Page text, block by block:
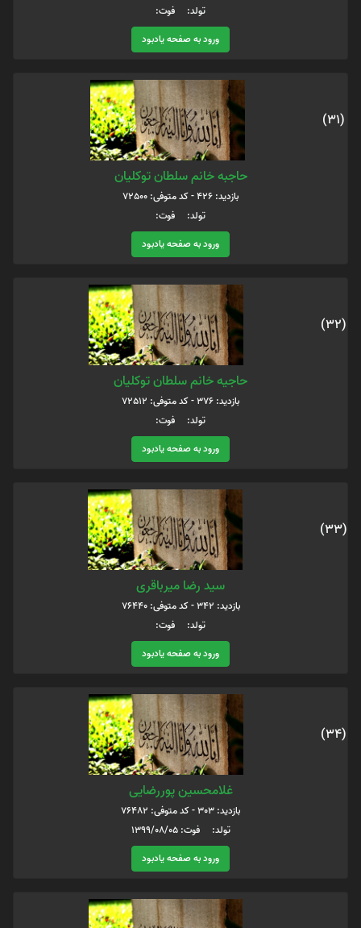
تولد: فوت:
ورود به صفحه یادبود
(31)
حاجبه خانم سلطان توکلیان
بازدید: 426 - کد متوفی: 72500
تولد: فوت:
ورود به صفحه یادبود
(32)
حاجیه خانم سلطان توکلیان
بازدید: 376 - کد متوفی: 72512
تولد: فوت:
ورود به صفحه یادبود
(33)
سید رضا میرباقری
بازدید: 342 - کد متوفی: 76440
تولد: فوت:
ورود به صفحه یادبود
(34)
غلامحسین پوررضایی
بازدید: 303 - کد متوفی: 76482
تولد: فوت: 1399/08/05
ورود به صفحه یادبود